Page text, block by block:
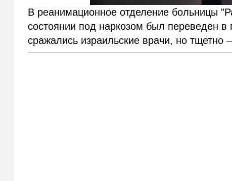
В реанимационное отделение больницы
состоянии под наркозом был переведен
сражались израильские врачи, но тщетно